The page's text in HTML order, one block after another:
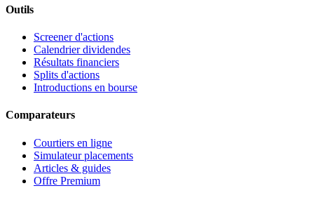
Outils
Screener d'actions
Calendrier dividendes
Résultats financiers
Splits d'actions
Introductions en bourse
Comparateurs
Courtiers en ligne
Simulateur placements
Articles & guides
Offre Premium